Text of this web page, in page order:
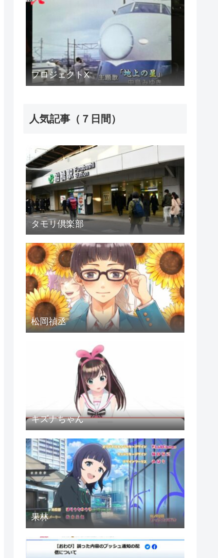
プロジェクトX
人気記事（７日間）
タモリ倶楽部
松岡禎丞
キズナちゃん
果林